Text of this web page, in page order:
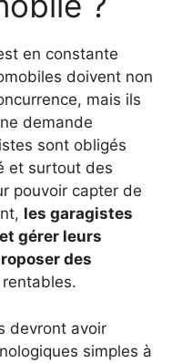
en constante
doivent non
mais ils
demande
sont obligés
et surtout des
pouvoir capter de
les garagistes
gérer leurs
des
devront avoir
simples à